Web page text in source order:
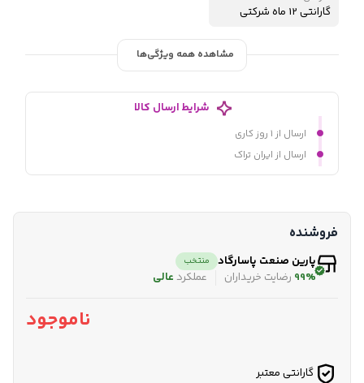
گارانتی 12 ماه شرکتی
مشاهده همه ویژگی‌ها
شرایط ارسال کالا
ارسال از ۱ روز کاری
ارسال از ایران تراک
فروشنده
پارین صنعت پاسارگاد منتخب
99% رضایت خریداران عملکرد عالی
ناموجود
گارانتی معتبر